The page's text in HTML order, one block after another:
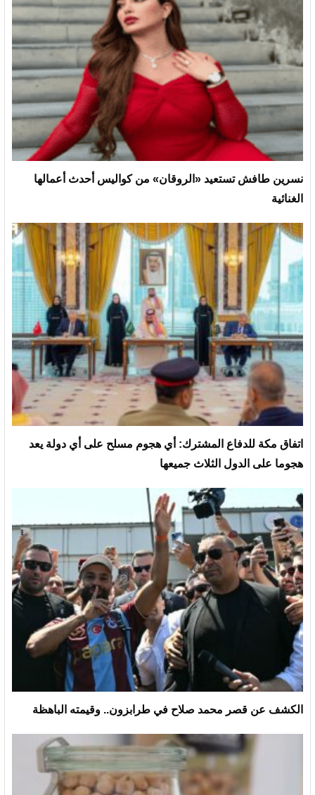
نسرين طافش تستعيد «الروقان» من كواليس أحدث أعمالها
الغنائية
‏اتفاق مكة للدفاع المشترك: أي هجوم مسلح على أي دولة يعد
هجوما على الدول الثلاث جميعها
الكشف عن قصر محمد صلاح في طرابزون.. وقيمته الباهظة